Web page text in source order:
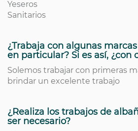
Yeseros
Sanitarios
¿Trabaja con algunas
en particular? Si es así, ¿con
Solemos trabajar con primeras
brindar un excelente trabajo
¿Realiza los trabajos de
ser necesario?